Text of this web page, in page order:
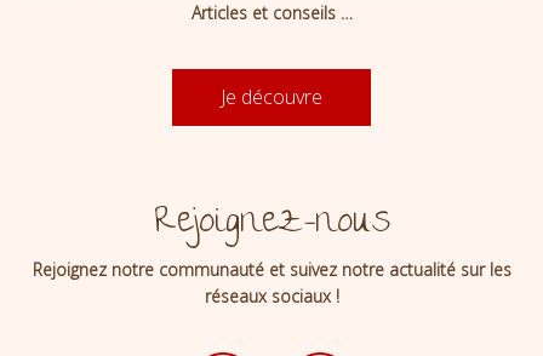
Articles et conseils …
Je découvre
Rejoignez-nous
Rejoignez notre communauté et suivez notre actualité sur les
réseaux sociaux !